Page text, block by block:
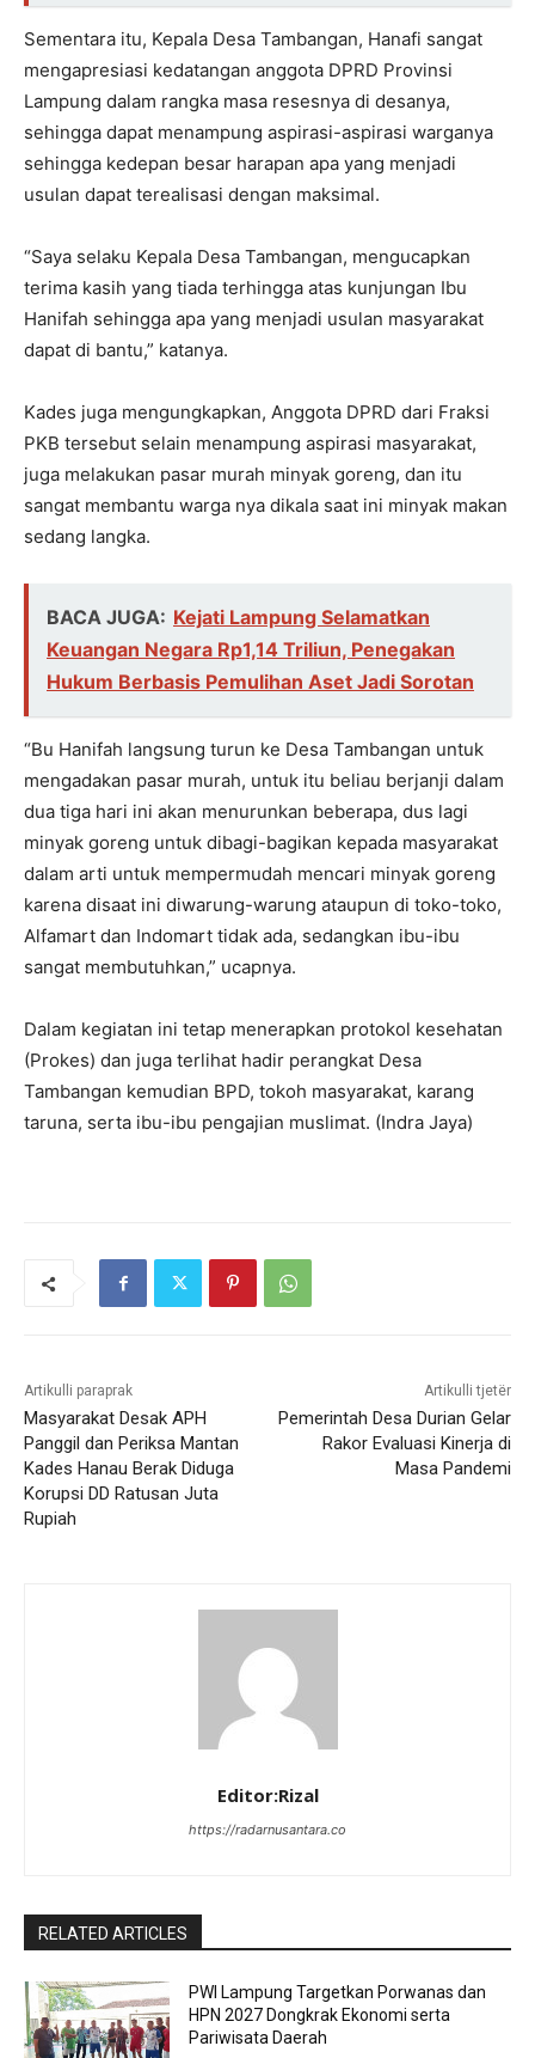
Sementara itu, Kepala Desa Tambangan, Hanafi sangat
mengapresiasi kedatangan anggota DPRD Provinsi
Lampung dalam rangka masa resesnya di desanya,
sehingga dapat menampung aspirasi-aspirasi warganya
sehingga kedepan besar harapan apa yang menjadi
usulan dapat terealisasi dengan maksimal.
“Saya selaku Kepala Desa Tambangan, mengucapkan
terima kasih yang tiada terhingga atas kunjungan Ibu
Hanifah sehingga apa yang menjadi usulan masyarakat
dapat di bantu,” katanya.
Kades juga mengungkapkan, Anggota DPRD dari Fraksi
PKB tersebut selain menampung aspirasi masyarakat,
juga melakukan pasar murah minyak goreng, dan itu
sangat membantu warga nya dikala saat ini minyak makan
sedang langka.
BACA JUGA: Kejati Lampung Selamatkan
Keuangan Negara Rp1,14 Triliun, Penegakan
Hukum Berbasis Pemulihan Aset Jadi Sorotan
“Bu Hanifah langsung turun ke Desa Tambangan untuk
mengadakan pasar murah, untuk itu beliau berjanji dalam
dua tiga hari ini akan menurunkan beberapa, dus lagi
minyak goreng untuk dibagi-bagikan kepada masyarakat
dalam arti untuk mempermudah mencari minyak goreng
karena disaat ini diwarung-warung ataupun di toko-toko,
Alfamart dan Indomart tidak ada, sedangkan ibu-ibu
sangat membutuhkan,” ucapnya.
Dalam kegiatan ini tetap menerapkan protokol kesehatan
(Prokes) dan juga terlihat hadir perangkat Desa
Tambangan kemudian BPD, tokoh masyarakat, karang
taruna, serta ibu-ibu pengajian muslimat. (Indra Jaya)
Artikulli paraprak
Masyarakat Desak APH
Panggil dan Periksa Mantan
Kades Hanau Berak Diduga
Korupsi DD Ratusan Juta
Rupiah
Artikulli tjetër
Pemerintah Desa Durian Gelar
Rakor Evaluasi Kinerja di
Masa Pandemi
Editor:Rizal
https://radarnusantara.co
RELATED ARTICLES
PWI Lampung Targetkan Porwanas dan
HPN 2027 Dongkrak Ekonomi serta
Pariwisata Daerah